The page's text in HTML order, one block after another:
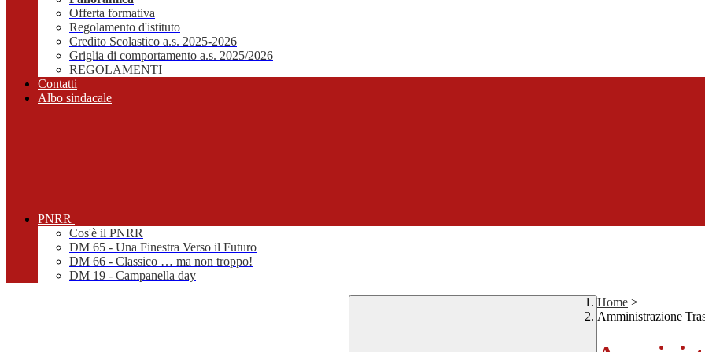
Offerta formativa
Regolamento d'istituto
Credito Scolastico a.s. 2025-2026
Griglia di comportamento a.s. 2025/2026
REGOLAMENTI
Contatti
Albo sindacale
PNRR
Cos'è il PNRR
DM 65 - Una Finestra Verso il Futuro
DM 66 - Classico … ma non troppo!
DM 19 - Campanella day
Home >
Amministrazione